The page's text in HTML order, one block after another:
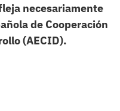
necesariamente
de Cooperación
(AECID).